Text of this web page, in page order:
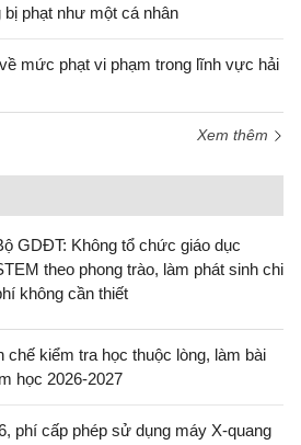
phạt như một cá nhân
mức phạt vi phạm trong lĩnh vực hải
Xem thêm
GDĐT: Không tổ chức giáo dục
theo phong trào, làm phát sinh chi
không cần thiết
chế kiểm tra học thuộc lòng, làm bài
học 2026-2027
phí cấp phép sử dụng máy X-quang